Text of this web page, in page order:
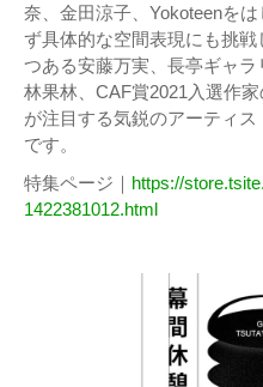
奈、金田涼子、Yokoteenを
ず具体的な空間表現にも挑
つある安藤万実、長亭ギャ
林果林、CAF賞2021入選作
が注目する気鋭のアーティ
です。
特集ページ｜ https://
1422381012.html